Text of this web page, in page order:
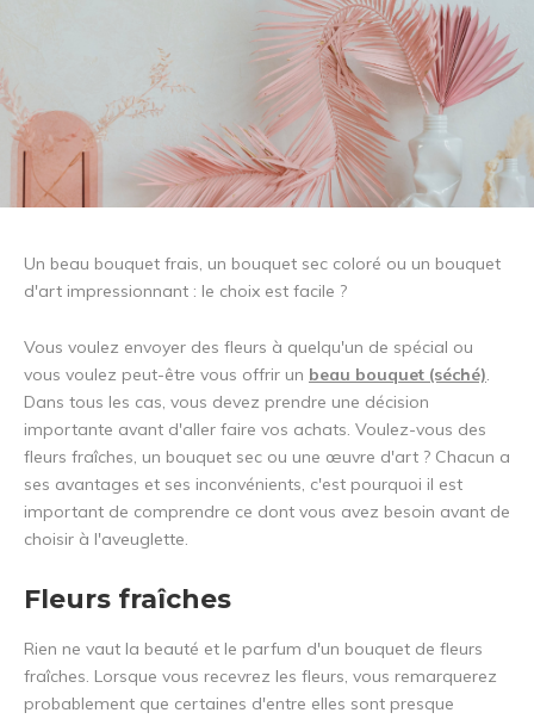
Un beau bouquet frais, un bouquet sec coloré ou un bouquet
d'art impressionnant : le choix est facile ?
Vous voulez envoyer des fleurs à quelqu'un de spécial ou
vous voulez peut-être vous offrir un beau bouquet (séché).
Dans tous les cas, vous devez prendre une décision
importante avant d'aller faire vos achats. Voulez-vous des
fleurs fraîches, un bouquet sec ou une œuvre d'art ? Chacun a
ses avantages et ses inconvénients, c'est pourquoi il est
important de comprendre ce dont vous avez besoin avant de
choisir à l'aveuglette.
Fleurs fraîches
Rien ne vaut la beauté et le parfum d'un bouquet de fleurs
fraîches. Lorsque vous recevrez les fleurs, vous remarquerez
probablement que certaines d'entre elles sont presque